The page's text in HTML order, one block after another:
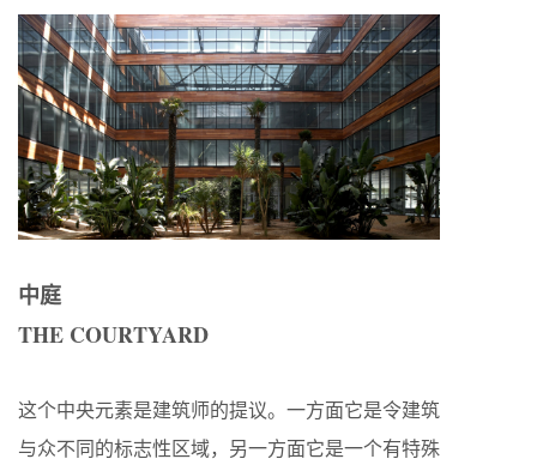
中庭
THE COURTYARD
这个中央元素是建筑师的提议。一方面它是令建筑
与众不同的标志性区域，另一方面它是一个有特殊